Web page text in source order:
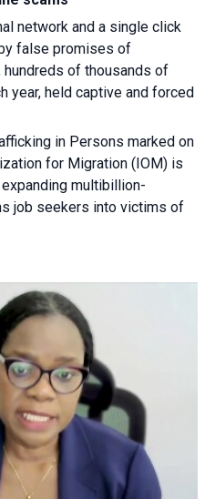
network and a single click
false promises of
hundreds of thousands of
year, held captive and forced
in Persons marked on
for Migration (IOM) is
multibillion-
job seekers into victims of